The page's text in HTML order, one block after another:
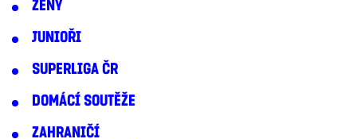
ŽENY
JUNIOŘI
SUPERLIGA ČR
DOMÁCÍ SOUTĚŽE
ZAHRANIČÍ